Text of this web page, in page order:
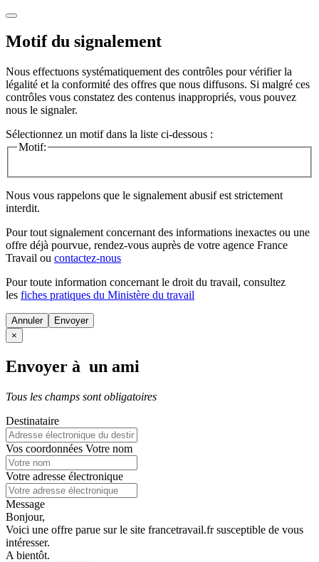
Motif du signalement
Nous effectuons systématiquement des contrôles pour vérifier la
légalité et la conformité des offres que nous diffusons. Si malgré ces
contrôles vous constatez des contenus inappropriés, vous pouvez
nous le signaler.
Sélectionnez un motif dans la liste ci-dessous :
Motif:
Nous vous rappelons que le signalement abusif est strictement
interdit.
Pour tout signalement concernant des informations inexactes ou une
offre déjà pourvue, rendez-vous auprès de votre agence France
Travail ou contactez-nous
Pour toute information concernant le droit du travail, consultez
les fiches pratiques du Ministère du travail
Annuler
×
Envoyer à un ami
Tous les champs sont obligatoires
Destinataire
Vos coordonnées Votre nom
Votre adresse électronique
Message
Bonjour,
Voici une offre parue sur le site francetravail.fr susceptible de vous
intéresser.
A bientôt.